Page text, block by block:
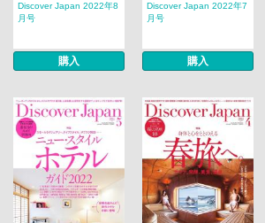
Discover Japan 2022年8
月号
購入
Discover Japan 2022年7
月号
購入